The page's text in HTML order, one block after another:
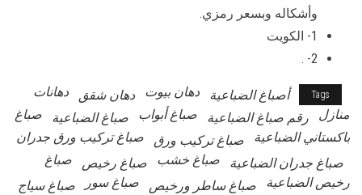
وأشكاله وبسعر رمزي.
1- الكويت
2- .
Tags أصباغ الضباعية دهان بيوت دهان شقق
دهانات
منازل
رقم صباغ الضباعية صباغ أبواب صباغ الضباعية
صباغ
باكستاني الضباعية
صباغ تركيب ورق
صباغ تركيب ورق جدران
صباغ جدران الضباعية
صباغ خشب صباغ رخيص
صباغ
رخيص الضباعية
صباغ ساطر ورخيص صباغ سور
صباغ سياج